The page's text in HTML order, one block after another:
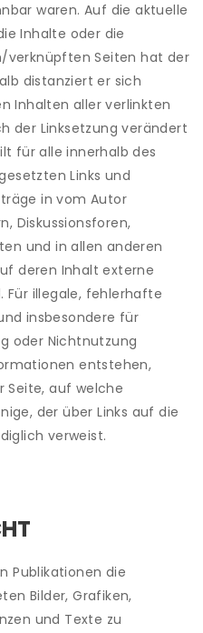
waren. Auf die aktuelle
Inhalte oder die
verknüpften Seiten hat der
distanziert er sich
Inhalten aller verlinkten
der Linksetzung verändert
für alle innerhalb des
Links und
in vom Autor
Diskussionsforen,
und in allen anderen
deren Inhalt externe
Für illegale, fehlerhafte
insbesondere für
oder Nichtnutzung
entstehen,
Seite, auf welche
der über Links auf die
verweist.
Publikationen die
Bilder, Grafiken,
und Texte zu